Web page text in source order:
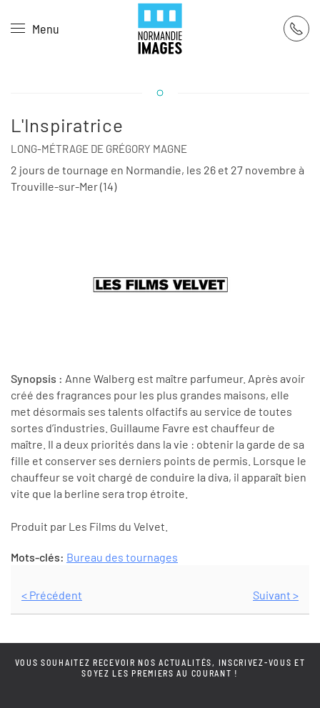
Skip to main content
Menu
L'Inspiratrice
LONG-MÉTRAGE DE GRÉGORY MAGNE
2 jours de tournage en Normandie, les 26 et 27 novembre à
Trouville-sur-Mer (14)
Synopsis : Anne Walberg est maître parfumeur. Après avoir
créé des fragrances pour les plus grandes maisons, elle
met désormais ses talents olfactifs au service de toutes
sortes d’industries. Guillaume Favre est chauffeur de
maître. Il a deux priorités dans la vie : obtenir la garde de sa
fille et conserver ses derniers points de permis. Lorsque le
chauffeur se voit chargé de conduire la diva, il apparaît bien
vite que la berline sera trop étroite.
Produit par Les Films du Velvet.
Mots-clés: Bureau des tournages
< Précédent Suivant >
VOUS SOUHAITEZ RECEVOIR NOS ACTUALITÉS, INSCRIVEZ-VOUS ET
SOYEZ LES PREMIERS AU COURANT !
Panneau de gestion des cookies